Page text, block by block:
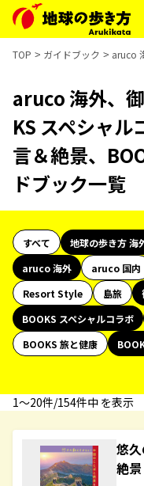
TOP ガイドブック aruco
aruco 海外、
KS スペシャル
言＆絶景、
ドブック一覧
すべて 地球の歩き方 海
aruco 海外
aruco 国内
Resort Style
島旅
BOOKS スペシャルコラボ
BOOKS 旅と健康
1〜20件/154件中 を表示
悠
絶